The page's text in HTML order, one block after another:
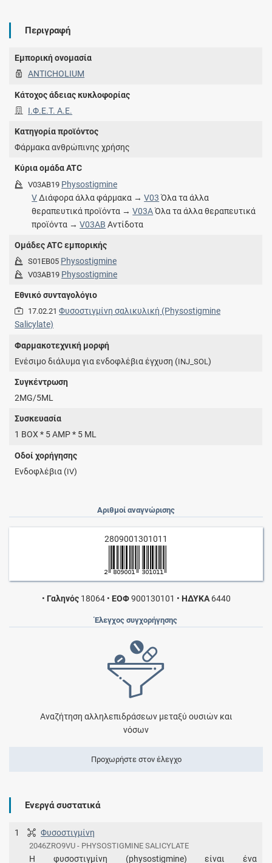
Περιγραφή
Εμπορική ονομασία
ANTICHOLIUM
Κάτοχος άδειας κυκλοφορίας
Ι.Φ.Ε.Τ. A.E.
Κατηγορία προϊόντος
Φάρμακα ανθρώπινης χρήσης
Κύρια ομάδα ATC
V03AB19 Physostigmine
VΔιάφορα άλλα φάρμακα →V03 Όλα τα άλλα
θεραπευτικά προϊόντα →V03AΌλα τα άλλα θεραπευτικά
προϊόντα →V03AB Αντίδοτα
Ομάδες ATC εμπορικής
S01EB05 Physostigmine
V03AB19 Physostigmine
Εθνικό συνταγολόγιο
17.02.21 Φυσοστιγμίνη σαλικυλική (Physostigmine
Salicylate)
Φαρμακοτεχνική μορφή
Ενέσιμο διάλυμα για ενδοφλέβια έγχυση (INJ_SOL)
Συγκέντρωση
2MG/5ML
Συσκευασία
1 BOX * 5 AMP * 5 ML
Οδοί χορήγησης
Ενδοφλέβια (IV)
Αριθμοί αναγνώρισης
2809001301011
• Γαληνός18064 • ΕΟΦ900130101 • ΗΔΥΚΑ6440
Έλεγχος συγχορήγησης
Αναζήτηση αλληλεπιδράσεων μεταξύ ουσιών και
νόσων
Προχωρήστε στον έλεγχο
Ενεργά συστατικά
1 Φυσοστιγμίνη
2046ZRO9VU - PHYSOSTIGMINE SALICYLATE
Η φυσοστιγμίνη (physostigmine) είναι ένα